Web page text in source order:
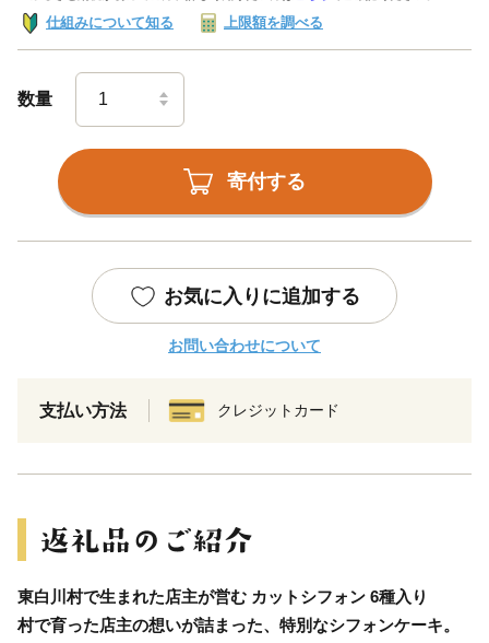
仕組みについて知る 上限額を調べる
数量
寄付する
お気に入りに追加する
お問い合わせについて
支払い方法 クレジットカード
東白川村で生まれた店主が営む カットシフォン 6種入り
村で育った店主の想いが詰まった、特別なシフォンケーキ。